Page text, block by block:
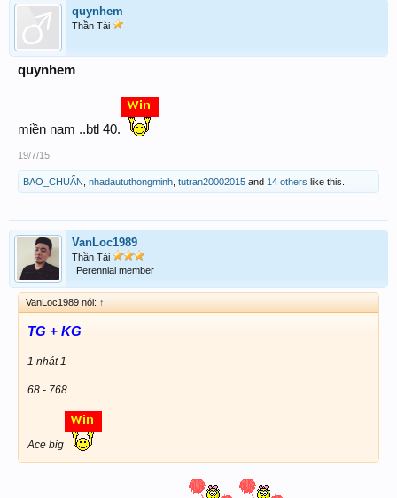
quynhem
Thần Tài
quynhem
miền nam ..btl 40.
19/7/15
BAO_CHUẨN nhadaututhongminh tutran20002015 and 14 others like this.
VanLoc1989
Thần Tài
Perennial member
VanLoc1989 nói: ↑
TG + KG
1 nhát 1
68 - 768
Ace big